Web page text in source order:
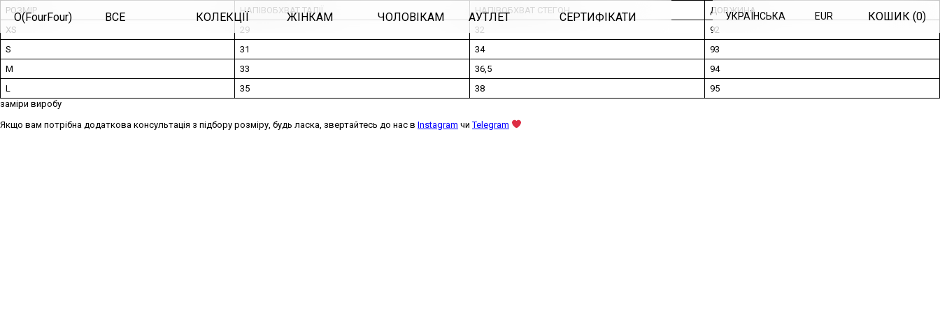
O(FourFour) ВСЕ КОЛЕКЦІЇ ЖІНКАМ ЧОЛОВІКАМ АУТЛЕТ СЕРТИФІКАТИ УКРАЇНСЬКА EUR КОШИК (0)
РОЗМІР НАПІВОБХВАТ ТАЛІЇ НАПІВОБХВАТ СТЕГОН
ДОВЖИНА
XS
29 32
92
S
31 34
93
M
33 36,5
94
L
35 38
95
заміри виробу
Якщо вам потрібна додаткова консультація з підбору розміру, будь ласка, звертайтесь до нас в Instagram чиTelegram